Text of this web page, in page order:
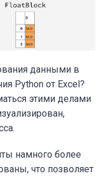
данными в
Python от Excel?
этими делами
намного более
что позволяет